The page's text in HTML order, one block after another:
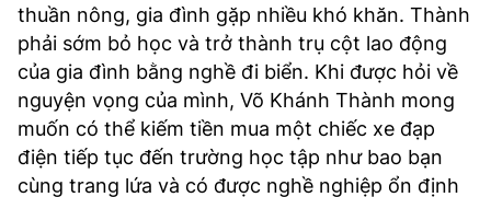
thuần nông, gia đình gặp nhiều khó khăn. Thành
phải sớm bỏ học và trở thành trụ cột lao động
của gia đình bằng nghề đi biển. Khi được hỏi về
nguyện vọng của mình, Võ Khánh Thành mong
muốn có thể kiếm tiền mua một chiếc xe đạp
điện tiếp tục đến trường học tập như bao bạn
cùng trang lứa và có được nghề nghiệp ổn định